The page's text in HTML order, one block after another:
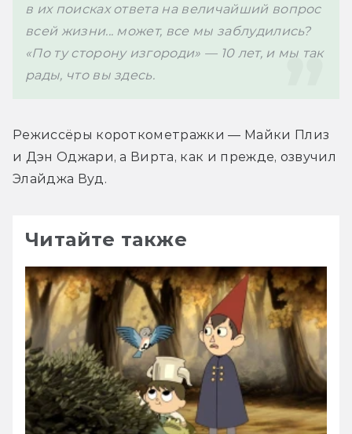
в их поисках ответа на величайший вопрос
всей жизни... может, все мы заблудились?
«По ту сторону изгороди» — 10 лет, и мы так
рады, что вы здесь.
Режиссёры короткометражки — Майки Плиз
и Дэн Оджари, а Вирта, как и прежде, озвучил
Элайджа Вуд.
Читайте также